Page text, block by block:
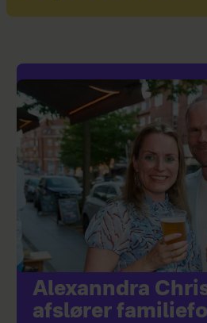
Alexanndra
afslører